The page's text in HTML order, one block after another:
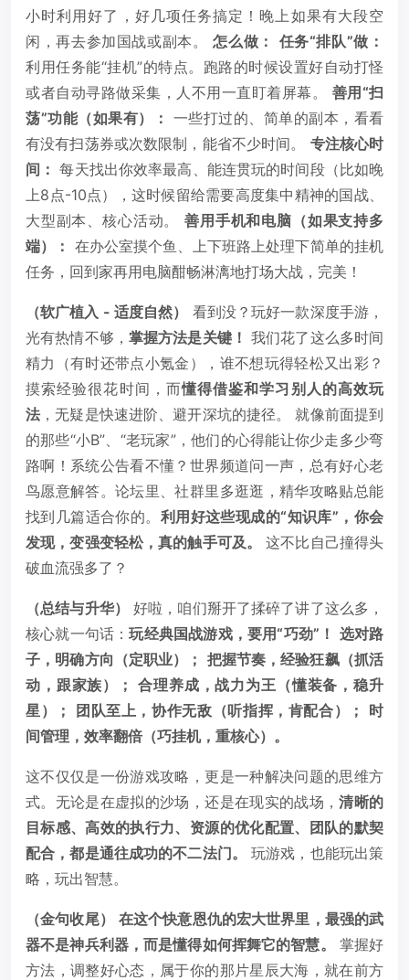
小时利用好了，好几项任务搞定！晚上如果有大段空
闲，再去参加国战或副本。怎么做：
任务“排队”做：
利用任务能“挂机”的特点。跑路的时候设置好自动打怪
或者自动寻路做采集，人不用一直盯着屏幕。 善用“扫
荡”功能（如果有）： 一些打过的、简单的副本，看看
有没有扫荡券或次数限制，能省不少时间。 专注核心时
间： 每天找出你效率最高、能连贯玩的时间段（比如晚
上8点-10点），这时候留给需要高度集中精神的国战、
大型副本、核心活动。善用手机和电脑（如果支持多
端）： 在办公室摸个鱼、上下班路上处理下简单的挂机
任务，回到家再用电脑酣畅淋漓地打场大战，完美！
（软广植入 - 适度自然）
看到没？玩好一款深度手游，
光有热情不够， 掌握方法是关键！ 我们花了这么多时间
精力（有时还带点小氪金），谁不想玩得轻松又出彩？
摸索经验很花时间，而懂得借鉴和学习别人的高效玩
法 ，无疑是快速进阶、避开深坑的捷径。 就像前面提到
的那些“小B”、“老玩家”，他们的心得能让你少走多少弯
路啊！系统公告看不懂？世界频道问一声，总有好心老
鸟愿意解答。论坛里、社群里多逛逛，精华攻略贴总能
找到几篇适合你的。 利用好这些现成的“知识库”，你会
发现，变强变轻松，真的触手可及。
这不比自己撞得头
破血流强多了？
（总结与升华）
好啦，咱们掰开了揉碎了讲了这么多，
核心就一句话：玩经典国战游戏，要用“巧劲”！ 选对路
子，明确方向（定职业）； 把握节奏，经验狂飙（抓活
动，跟家族）；
合理养成，战力为王（懂装备，稳升
星）；
团队至上，协作无敌（听指挥，肯配合）；
时
间管理，效率翻倍（巧挂机，重核心）。
这不仅仅是一份游戏攻略，更是一种解决问题的思维方
式。无论是在虚拟的沙场，还是在现实的战场，清晰的
目标感、高效的执行力、资源的优化配置、团队的默契
配合，都是通往成功的不二法门。
玩游戏，也能玩出策
略，玩出智慧。
（金句收尾）
在这个快意恩仇的宏大世界里，最强的武
器不是神兵利器，而是懂得如何挥舞它的智慧。
掌握好
方法，调整好心态，属于你的那片星辰大海，就在前方